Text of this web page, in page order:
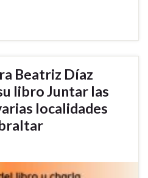
Beatriz Díaz
libro Juntar las
localidades